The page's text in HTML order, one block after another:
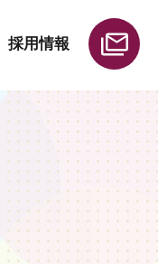
採用情報